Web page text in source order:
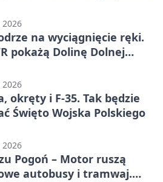
na wyciągnięcie ręki.
pokażą Dolinę Dolnej
okręty i F-35. Tak będzie
Święto Wojska Polskiego
Pogoń – Motor ruszą
autobusy i tramwaj.